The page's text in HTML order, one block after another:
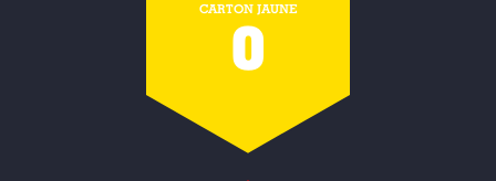
CARTON JAUNE
0